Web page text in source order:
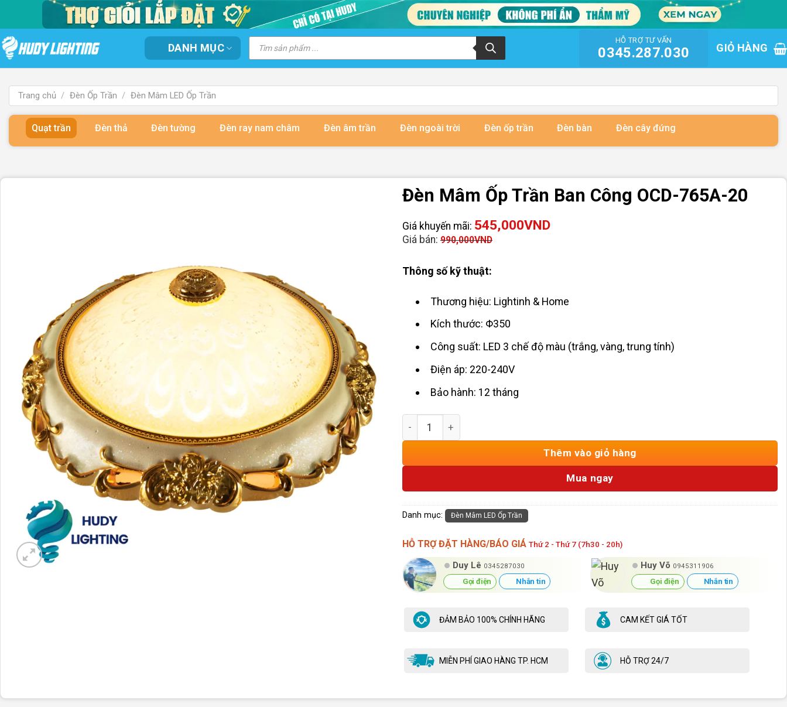
nội
dung
DANH MỤC
Tìm
kiếm
sản
phẩm
HỖ TRỢ TƯ VẤN
0345.287.030 GIỎ HÀNG
Trang chủ / Đèn Ốp Trần / Đèn Mâm LED Ốp Trần
Quạt trần Đèn thả Đèn tường Đèn ray nam châm Đèn âm trần Đèn ngoài trời Đèn ốp trần Đèn bàn Đèn cây đứng
Đèn Mâm Ốp Trần Ban Công OCD-765A-20
Giá khuyến mãi: 545,000VND
Giá bán: 990,000VND
Thông số kỹ thuật:
Thương hiệu: Lightinh & Home
Kích thước: Φ350
Công suất: LED 3 chế độ màu (trắng, vàng, trung tính)
Điện áp: 220-240V
Bảo hành: 12 tháng
Đèn Mâm Ốp Trần Ban Công OCD-765A-20 số lượng
Thêm vào giỏ hàng
Mua ngay
Danh mục: Đèn Mâm LED Ốp Trần
HỖ TRỢ ĐẶT HÀNG/BÁO GIÁ Thứ 2 - Thứ 7 (7h30 - 20h)
Duy Lê 0345287030
Gọi điện Nhắn tin
Huy Võ 0945311906
Gọi điện Nhắn tin
ĐẢM BẢO 100% CHÍNH HÃNG CAM KẾT GIÁ TỐT
MIỄN PHÍ GIAO HÀNG TP. HCM HỖ TRỢ 24/7